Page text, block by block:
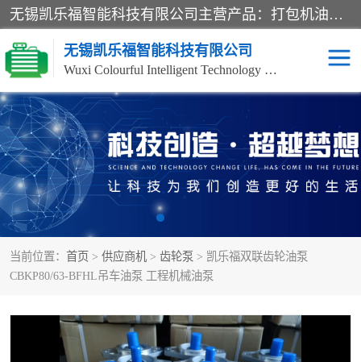
无锡凯乐福智能科技有限公司主营产品：打包机油泵、风冷式油冷却器、液压阀、液压泵、冷却器、过滤器及气动元器件。公司主导生产齿轮泵、齿轮马达、液压阀等产品。共计100多个系列、3000余种规格。覆盖了液压系统的动力元件、控制元件和执行元件，具备较强的成套供货、服务能力。
无锡凯乐福智能科技有限公司
Wuxi Colourful Intelligent Technology Co., Ltd
当前位置： 首页 > 供应商机 > 齿轮泵 > 凯乐福双联齿轮油泵
CBKP80/63-BFHL吊车油泵 工程机械油泵
齿轮泵 机床冷却泵
风冷式油冷却器 叶片泵
液压马达
柱塞泵 方向阀
高压球阀 电机